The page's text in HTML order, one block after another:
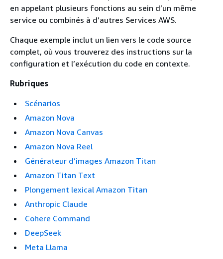
en appelant plusieurs fonctions au sein d’un même
service ou combinés à d’autres Services AWS.
Chaque exemple inclut un lien vers le code source
complet, où vous trouverez des instructions sur la
configuration et l’exécution du code en contexte.
Rubriques
Scénarios
Amazon Nova
Amazon Nova Canvas
Amazon Nova Reel
Générateur d’images Amazon Titan
Amazon Titan Text
Plongement lexical Amazon Titan
Anthropic Claude
Cohere Command
DeepSeek
Meta Llama